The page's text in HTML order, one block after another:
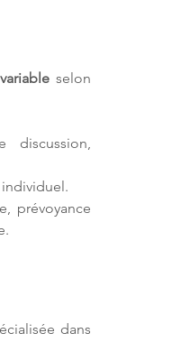
selon
discussion,
prévoyance
dans